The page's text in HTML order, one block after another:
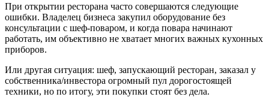
При открытии ресторана часто совершаются следующие
ошибки. Владелец бизнеса закупил оборудование без
консультации с шеф-поваром, и когда повара начинают
работать, им объективно не хватает многих важных кухонных
приборов.
Или другая ситуация: шеф, запускающий ресторан, заказал у
собственника/инвестора огромный пул дорогостоящей
техники, но по итогу, эти покупки стоят без дела.